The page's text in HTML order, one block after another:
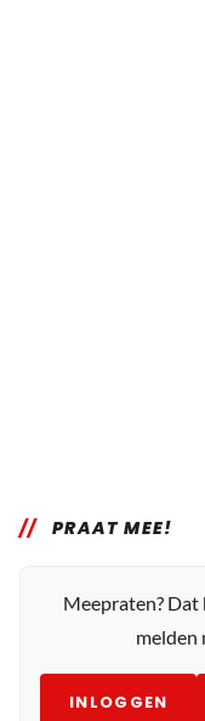
PRAAT MEE!
Meepraten? Dat
melden
INLOGGEN